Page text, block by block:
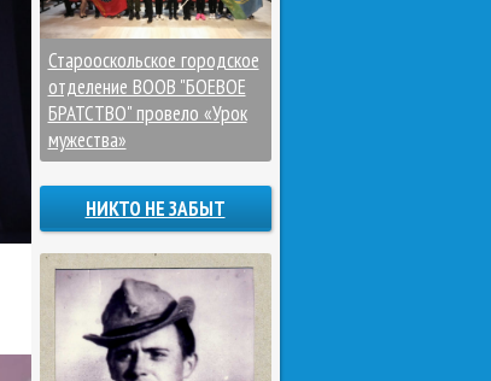
Старооскольское городское
отделение ВООВ "БОЕВОЕ
БРАТСТВО" провело «Урок
мужества»
НИКТО НЕ ЗАБЫТ